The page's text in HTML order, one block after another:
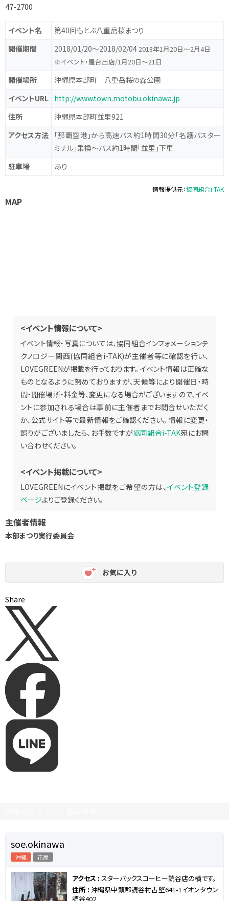
47-2700
イベント名
第40回もとぶ八重岳桜まつり
開催期間
2018/01/20〜2018/02/04 2018年1月20日～2月4日
※イベント・屋台出店/1月20日～21日
開催場所
沖縄県本部町 八重岳桜の森公園
イベントURL http://www.town.motobu.okinawa.jp
住所
沖縄県本部町並里921
アクセス方法
「那覇空港」から高速バス約1時間30分「名護バスター
ミナル」乗換～バス約1時間「並里」下車
駐車場
あり
情報提供元：協同組合i-TAK
MAP
<イベント情報について>
イベント情報・写真については、協同組合インフォメーションテ
クノロジー関西(協同組合i-TAK)が主催者等に確認を行い、
LOVEGREENが掲載を行っております。 イベント情報は正確な
ものとなるように努めておりますが、天候等により開催日・時
間・開催場所・料金等、変更になる場合がございますので、イベ
ントに参加される場合は事前に主催者までお問合せいただく
か、公式サイト等で最新情報をご確認ください。 情報に変更・
誤りがございましたら、お手数ですが協同組合i-TAK宛にお問
い合わせください。
<イベント掲載について>
LOVEGREENにイベント掲載をご希望の方は、 イベント登録
ページよりご登録ください。
主催者情報
本部まつり実行委員会
お気に入り
Share
soe.okinawa
沖縄 花屋
アクセス : スターバックスコーヒー読谷店の横です。
住所 : 沖縄県中頭郡読谷村古堅641-1イオンタウン
読谷402